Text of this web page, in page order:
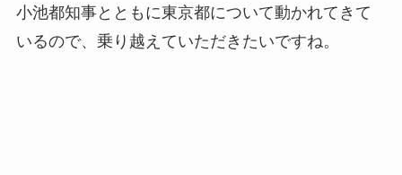
小池都知事とともに東京都について動かれてきて
いるので、乗り越えていただきたいですね。